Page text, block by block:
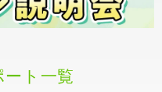
ト一覧